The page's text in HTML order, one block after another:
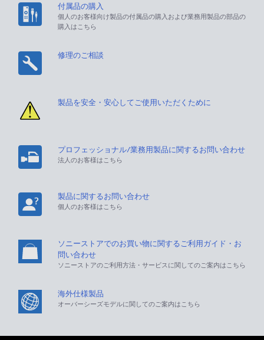
付属品の購入
個人のお客様向け製品の付属品の購入および業務用製品の部品の
購入はこちら
修理のご相談
製品を安全・安心してご使用いただくために
プロフェッショナル/業務用製品に関するお問い合わせ
法人のお客様はこちら
製品に関するお問い合わせ
個人のお客様はこちら
ソニーストアでのお買い物に関するご利用ガイド・お
問い合わせ
ソニーストアのご利用方法・サービスに関してのご案内はこちら
海外仕様製品
オーバーシーズモデルに関してのご案内はこちら